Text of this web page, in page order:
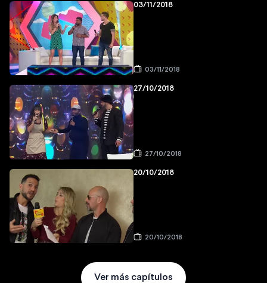
03/11/2018
03/11/2018
27/10/2018
27/10/2018
20/10/2018
20/10/2018
Ver más capítulos